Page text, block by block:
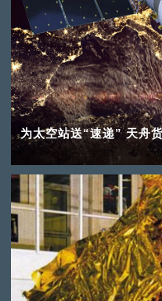
为太空站送“速递” 天舟